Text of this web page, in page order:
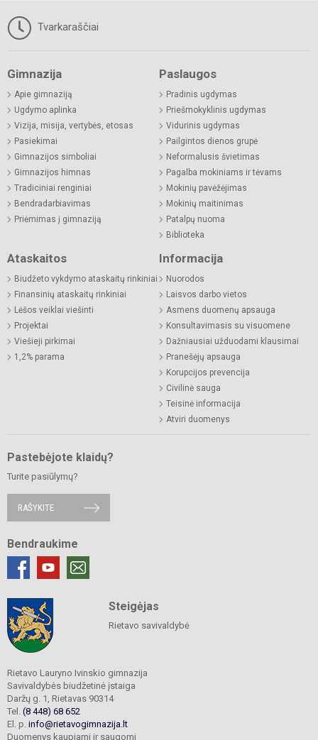
Tvarkaraščiai
Gimnazija
Apie gimnaziją
Ugdymo aplinka
Vizija, misija, vertybės, etosas
Pasiekimai
Gimnazijos simboliai
Gimnazijos himnas
Tradiciniai renginiai
Bendradarbiavimas
Priėmimas į gimnaziją
Paslaugos
Pradinis ugdymas
Priešmokyklinis ugdymas
Vidurinis ugdymas
Pailgintos dienos grupė
Neformalusis švietimas
Pagalba mokiniams ir tėvams
Mokinių pavėžėjimas
Mokinių maitinimas
Patalpų nuoma
Biblioteka
Ataskaitos
Biudžeto vykdymo ataskaitų rinkiniai
Finansinių ataskaitų rinkiniai
Lėšos veiklai viešinti
Projektai
Viešieji pirkimai
1,2% parama
Informacija
Nuorodos
Laisvos darbo vietos
Asmens duomenų apsauga
Konsultavimasis su visuomene
Dažniausiai užduodami klausimai
Pranešėjų apsauga
Korupcijos prevencija
Civilinė sauga
Teisinė informacija
Atviri duomenys
Pastebėjote klaidų?
Turite pasiūlymų?
RAŠYKITE
Bendraukime
Steigėjas
Rietavo savivaldybė
Rietavo Lauryno Ivinskio gimnazija
Savivaldybės biudžetinė įstaiga
Daržų g. 1, Rietavas 90314
Tel. (8 448) 68 652
El. p. info@rietavogimnazija.lt
Duomenys kaupiami ir saugomi